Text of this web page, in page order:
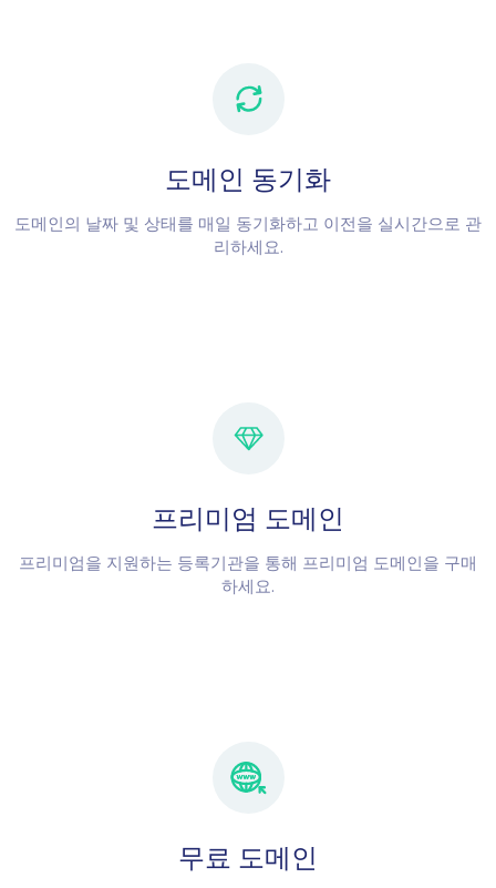
도메인 동기화
도메인의 날짜 및 상태를 매일 동기화하고 이전을 실시간으로 관
리하세요.
프리미엄 도메인
프리미엄을 지원하는 등록기관을 통해 프리미엄 도메인을 구매
하세요.
무료 도메인